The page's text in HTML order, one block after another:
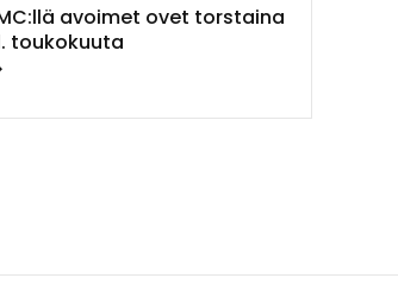
avoi­met ovet tors­tai­na
tou­ko­kuu­ta